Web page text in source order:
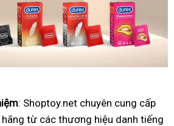
: Shoptoy.net chuyên cung cấp
từ các thương hiệu danh tiếng